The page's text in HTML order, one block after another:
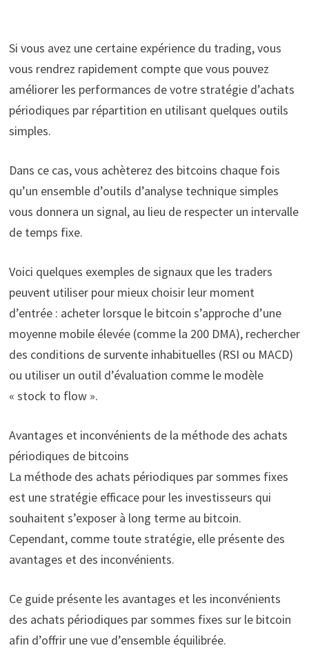
Si vous avez une certaine expérience du trading, vous
vous rendrez rapidement compte que vous pouvez
améliorer les performances de votre stratégie d’achats
périodiques par répartition en utilisant quelques outils
simples.
Dans ce cas, vous achèterez des bitcoins chaque fois
qu’un ensemble d’outils d’analyse technique simples
vous donnera un signal, au lieu de respecter un intervalle
de temps fixe.
Voici quelques exemples de signaux que les traders
peuvent utiliser pour mieux choisir leur moment
d’entrée : acheter lorsque le bitcoin s’approche d’une
moyenne mobile élevée (comme la 200 DMA), rechercher
des conditions de survente inhabituelles (RSI ou MACD)
ou utiliser un outil d’évaluation comme le modèle
« stock to flow ».
Avantages et inconvénients de la méthode des achats
périodiques de bitcoins
La méthode des achats périodiques par sommes fixes
est une stratégie efficace pour les investisseurs qui
souhaitent s’exposer à long terme au bitcoin.
Cependant, comme toute stratégie, elle présente des
avantages et des inconvénients.
Ce guide présente les avantages et les inconvénients
des achats périodiques par sommes fixes sur le bitcoin
afin d’offrir une vue d’ensemble équilibrée.